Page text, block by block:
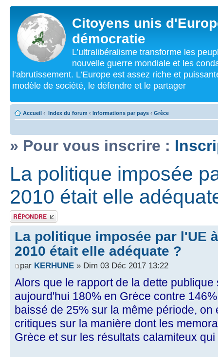
Citoyens unis
démocratie
L’ultralibéralisme transforme les
nouvelle guerre mondiale et les
l’abrutissement. L’Europe est assez riche et
modèle de société, le défendre et le partager
Accueil ‹ Index du forum ‹ Informations par pays ‹ Grèce
» Pour vous inscrire :
La politique imposée
2010 était elle
Répondre
La politique imposée par l'UE
2010 était elle adéquate ?
par KERHUNE » Dim 03 Déc 2017 13:22
Alors que le rapport de la dette publique
aujourd'hui 180% en Grèce contre
baissé de 25% sur la même période,
critiques sur la manière dont les
Grèce et sur les résultats calamiteux